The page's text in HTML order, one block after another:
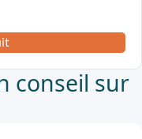
conseil sur